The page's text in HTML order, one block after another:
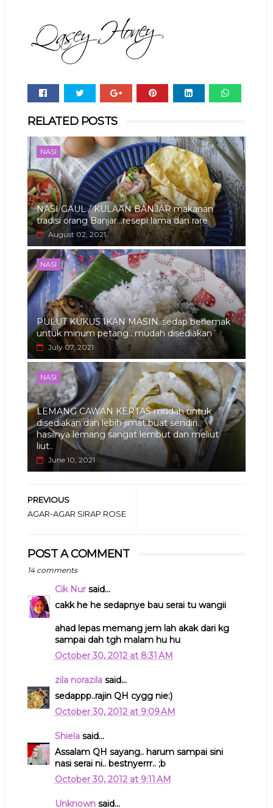
RELATED POSTS
NASI
NASI GAUL / KULAAN BANJAR makanan
tradisi orang Banjar...resepi lama dan rare
August 02, 2021
NASI
PULUT KUKUS IKAN MASIN..sedap berlemak
untuk minum petang.. mudah disediakan
July 07, 2021
NASI
LEMANG CAWAN KERTAS mudah untuk
disediakan dan lebih jimat buat sendiri..
hasilnya lemang sangat lembut dan meliut
liut..
June 10, 2021
PREVIOUS
AGAR-AGAR SIRAP ROSE
POST A COMMENT
14 comments
Cik Nursaid...
cakk he he sedapnye bau serai tu wangii
ahad lepas memang jem lah akak dari kg
sampai dah tgh malam hu hu
October 30, 2012 at 8:31 AM
zila norazilasaid...
sedappp..rajin QH cygg nie:)
October 30, 2012 at 9:09 AM
Shielasaid...
Assalam QH sayang.. harum sampai sini
nasi serai ni.. bestnyerrr.. ;b
October 30, 2012 at 9:11 AM
Unknownsaid...